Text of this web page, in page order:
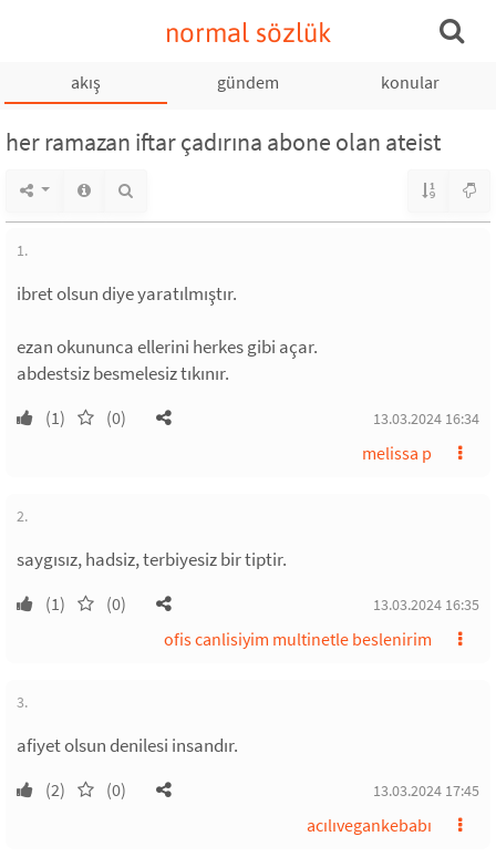
normal sözlük
akış gündem konular
her ramazan iftar çadırına abone olan ateist
1.
ibret olsun diye yaratılmıştır.
ezan okununca ellerini herkes gibi açar.
abdestsiz besmelesiz tıkınır.
(1) (0) 13.03.2024 16:34
melissa p
2.
saygısız, hadsiz, terbiyesiz bir tiptir.
(1) (0) 13.03.2024 16:35
ofis canlisiyim multinetle beslenirim
3.
afiyet olsun denilesi insandır.
(2) (0) 13.03.2024 17:45
acılıvegankebabı